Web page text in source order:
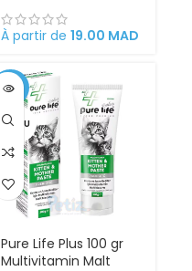
un toilettage réussi
À partir de 19.00 MAD
-33%
VENDU
Pure Life Plus 100 gr
Multivitamin Malt